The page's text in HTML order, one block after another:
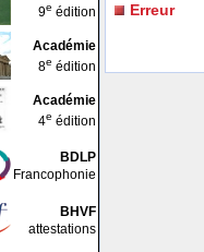
9e édition
Académie
8e édition
Académie
4e édition
BDLP
Francophonie
BHVF
attestations
Erreur